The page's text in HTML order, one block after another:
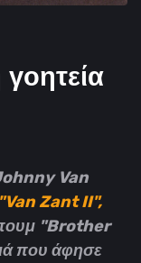
Van
"Van Zant II",
"Brother
που άφησε